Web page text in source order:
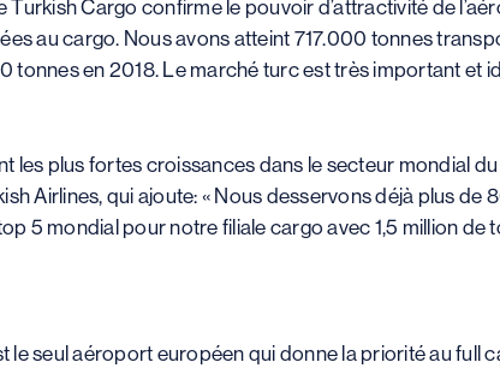
Cargo confirme le pouvoir d’attractivité de
au cargo. Nous avons atteint 717.000 tonnes
en 2018. Le marché turc est très important et
les plus fortes croissances dans le secteur mondial
Airlines, qui ajoute: « Nous desservons déjà plus de
5 mondial pour notre filiale cargo avec 1,5 million de
seul aéroport européen qui donne la priorité au full